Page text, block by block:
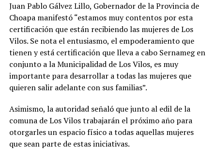
Juan Pablo Gálvez Lillo, Gobernador de la Provincia de
Choapa manifestó “estamos muy contentos por esta
certificación que están recibiendo las mujeres de Los
Vilos. Se nota el entusiasmo, el empoderamiento que
tienen y está certificación que lleva a cabo Sernameg en
conjunto a la Municipalidad de Los Vilos, es muy
importante para desarrollar a todas las mujeres que
quieren salir adelante con sus familias”.
Asimismo, la autoridad señaló que junto al edil de la
comuna de Los Vilos trabajarán el próximo año para
otorgarles un espacio físico a todas aquellas mujeres
que sean parte de estas iniciativas.